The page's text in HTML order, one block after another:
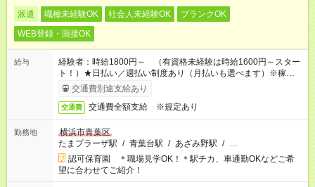
派遣 職種未経験OK 社会人未経験OK
ブランクOK
WEB登録・面接OK
給与
経験者：時給1800円～ （有資格未経験は時給1600円～スター
ト！）★日払い／週払い制度あり（月払いも選べます）※稼働開
始時は手続き完了次第のお支払いとなります★フルタイムできる
方は100円アップ！
交通費別途支給あり
交通費 交通費全額支給 ※規定あり
勤務地
横浜市青葉区
たまプラーザ駅 / 青葉台駅 / あざみ野駅 / …
認可保育園 ＊職場見学OK！＊駅チカ、車通勤OKなどご希
望に合わせてご紹介！